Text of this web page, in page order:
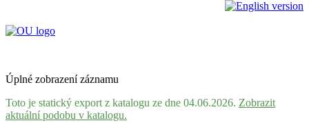
Úplné zobrazení záznamu
Toto je statický export z katalogu ze dne 04.06.2026. Zobrazit
aktuální podobu v katalogu.